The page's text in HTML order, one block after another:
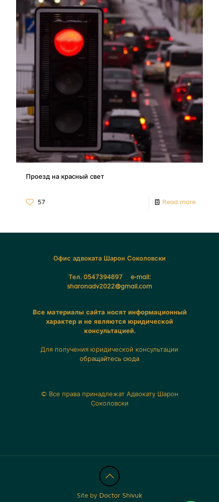
Проезд на красный свет
57 Read more
Офис адвоката Шарон Соколовски
Тел. 0547394897 e-mail:
sharonadv2022@gmail.com
Все материалы сайта носят информационный
характер и не являются юридической
консультацией.
Для получения юридической консультации
обращайтесь сюда
© Все права принадлежат Адвокату Шарон
Соколовски
Site by Doctor Shivuk